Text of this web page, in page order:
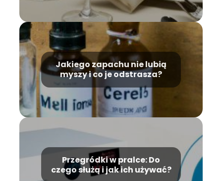
Jakiego zapachu nie lubią
myszy i co je odstrasza?
Przegródki w pralce: Do
czego służą i jak ich używać?